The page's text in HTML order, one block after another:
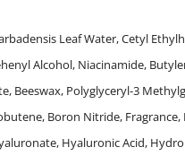
Leaf Water, Cetyl
Alcohol, Niacinamide,
Beeswax, Polyglyceryl-3
Boron Nitride,
Hyaluronic Acid,